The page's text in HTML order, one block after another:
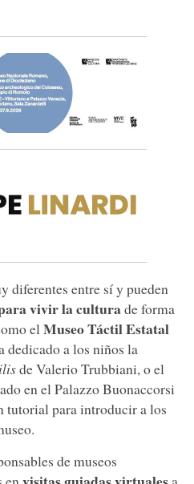
diferentes entre sí y pueden
vivir la culturade forma
el Museo Táctil Estatal
dedicado a los niños la
de Valerio Trubbiani, o el
en el Palazzo Buonaccorsi
tutorial para introducir a los
de museos